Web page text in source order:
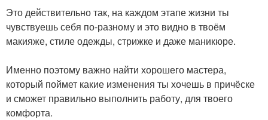
Это действительно так, на каждом этапе жизни ты
чувствуешь себя по-разному и это видно в твоём
макияже, стиле одежды, стрижке и даже маникюре.
Именно поэтому важно найти хорошего мастера,
который поймет какие изменения ты хочешь в причёске
и сможет правильно выполнить работу, для твоего
комфорта.